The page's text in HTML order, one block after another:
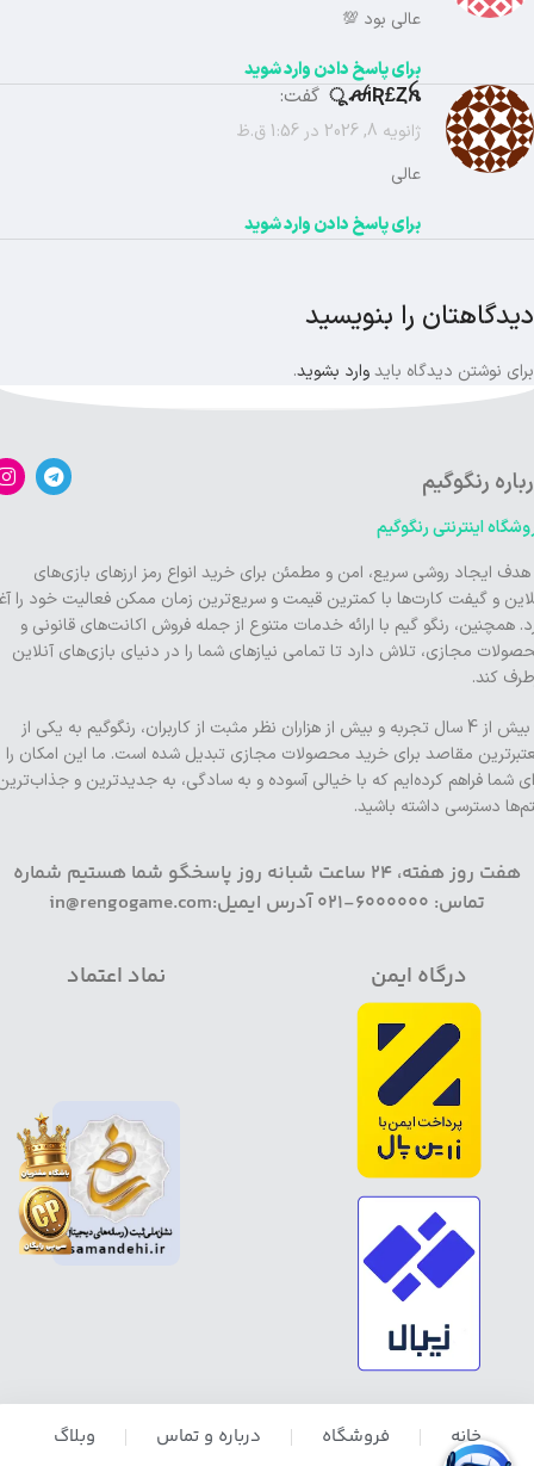
عالی بود 💯
برای پاسخ دادن وارد شوید
ꫛiƦ£Ȥꫝ ू گفت:
ژانویه 8, 2026 در 1:56 ق.ظ
عالی
برای پاسخ دادن وارد شوید
دیدگاهتان را بنویسید
برای نوشتن دیدگاه بایدوارد بشوید.
رنگوگیم
اینترنتی رنگوگیم
هدف ایجاد روشی سریع، امن و مطمئن برای خرید انواع رمز ارزهای بازی‌های
و گیفت کارت‌ها با کمترین قیمت و سریع‌ترین زمان ممکن فعالیت خود را
همچنین، رنگو گیم با ارائه خدمات متنوع از جمله فروش اکانت‌های قانونی و
مجازی، تلاش دارد تا تمامی نیازهای شما را در دنیای بازی‌های آنلاین
کند.
با بیش از 4 سال تجربه و بیش از هزاران نظر مثبت از کاربران، رنگوگیم به یکی از
مقاصد برای خرید محصولات مجازی تبدیل شده است. ما این امکان را
شما فراهم کرده‌ایم که با خیالی آسوده و به سادگی، به جدیدترین و
دسترسی داشته باشید.
هفت روز هفته، 24 ساعت شبانه روز پاسخگو شما هستیم شماره
تماس: 6000000-021 آدرس ایمیل:in@rengogame.com
درگاه ایمن نماد اعتماد
خانه فروشگاه درباره و تماس وبلاگ